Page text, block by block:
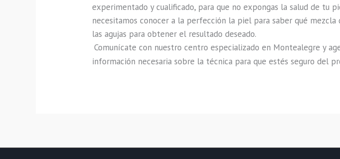
experimentado y cualificado, para que no expongas la salud de tu
necesitamos conocer a la perfección la piel para saber qué
las agujas para obtener el resultado deseado.
Comunícate con nuestro centro especializado en Montealegre y
información necesaria sobre la técnica para que estés seguro del